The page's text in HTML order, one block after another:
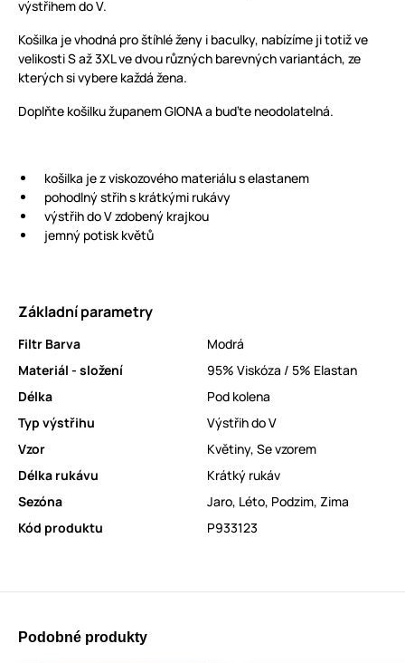
výstřihem do V.
Košilka je vhodná pro štíhlé ženy i baculky, nabízíme ji totiž ve
velikosti S až 3XL ve dvou různých barevných variantách, ze
kterých si vybere každá žena.
Doplňte košilku županem GIONA a buďte neodolatelná.
košilka je z viskozového materiálu s elastanem
pohodlný střih s krátkými rukávy
výstřih do V zdobený krajkou
jemný potisk květů
Základní parametry
Filtr Barva
Modrá
Materiál - složení
95% Viskóza / 5% Elastan
Délka
Pod kolena
Typ výstřihu
Výstřih do V
Vzor
Květiny, Se vzorem
Délka rukávu
Krátký rukáv
Sezóna
Jaro, Léto, Podzim, Zima
Kód produktu
P933123
Podobné produkty